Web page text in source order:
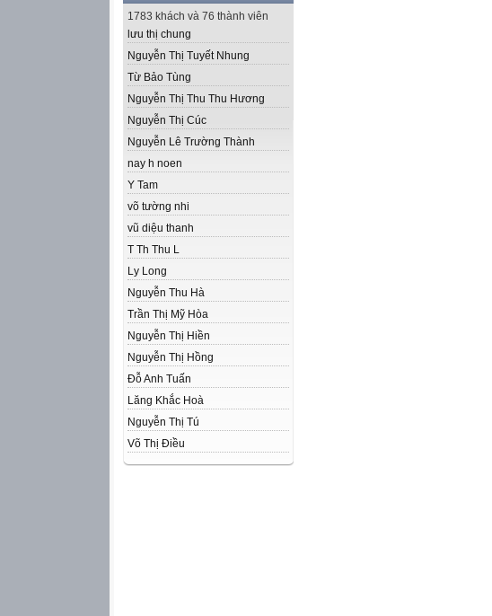
1783 khách và 76 thành viên
lưu thị chung
Nguyễn Thị Tuyết Nhung
Từ Bảo Tùng
Nguyễn Thị Thu Thu Hương
Nguyễn Thị Cúc
Nguyễn Lê Trường Thành
nay h noen
Y Tam
võ tường nhi
vũ diệu thanh
T Th Thu L
Ly Long
Nguyễn Thu Hà
Trần Thị Mỹ Hòa
Nguyễn Thị Hiền
Nguyễn Thị Hồng
Đỗ Anh Tuấn
Lăng Khắc Hoà
Nguyễn Thị Tú
Võ Thị Điều